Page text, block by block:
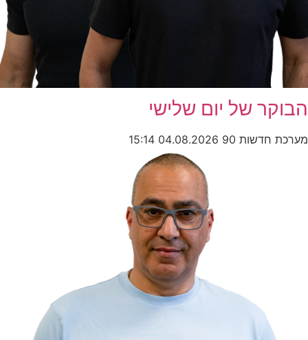
הבוקר של יום שלישי
מערכת חדשות 90 04.08.2026
15:14